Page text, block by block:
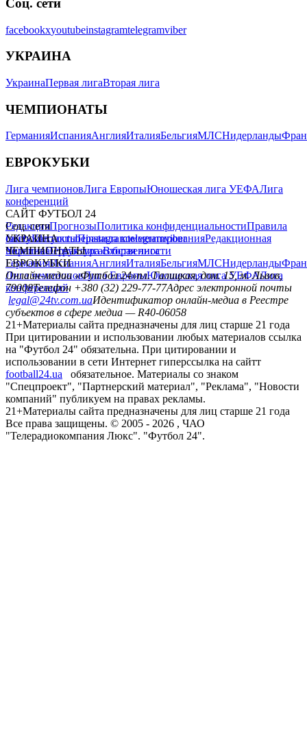
Соц. сети
facebookxyoutubeinstagramtelegramviber
УКРАИНА
УкраинаПервая лигаВторая лига
ЧЕМПИОНАТЫ
ГерманияИспанияАнглияИталияБельгияМЛСНидерланды
ЕВРОКУБКИ
Лига чемпионовЛига ЕвропыЮношеская лига УЕФАЛига
конференций
САЙТ ФУТБОЛ 24
РедакцияПрогнозыПолитика конфиденциальностиПравила
сайтуКонтактыПравила комментированияРедакционная
политикаСтруктура собственности
Соц. сети
facebookxyoutubeinstagramtelegramviber
УКРАИНА
УкраинаПервая лигаВторая лига
ЧЕМПИОНАТЫ
ГерманияИспанияАнглияИталияБельгияМЛСНидерланды
ЕВРОКУБКИ
Лига чемпионовЛига ЕвропыЮношеская лига УЕФАЛига
конференций
Онлайн-медиа «Футбол 24»пл. Галицкая, дом. 15, м. Львов,
79008Телефон +380 (32) 229-77-77Адрес электронной почты
legal@24tv.com.uaИдентификатор онлайн-медиа в Реестре
субъектов в сфере медиа — R40-06058
21+Материалы сайта предназначены для лиц старше 21 года
При цитировании и использовании любых материалов ссылка
на "Футбол 24" обязательна. При цитировании и
использовании в сети Интернет гиперссылка на сайтт
football24.ua
обязательное. Материалы со знаком
"Спецпроект", "Партнерский материал", "Реклама", "Новости
компаний" публикуем на правах рекламы.
21+Материалы сайта предназначены для лиц старше 21 года
Все права защищены. © 2005 - 2026 , ЧАО
"Телерадиокомпания Люкс". "Футбол 24".